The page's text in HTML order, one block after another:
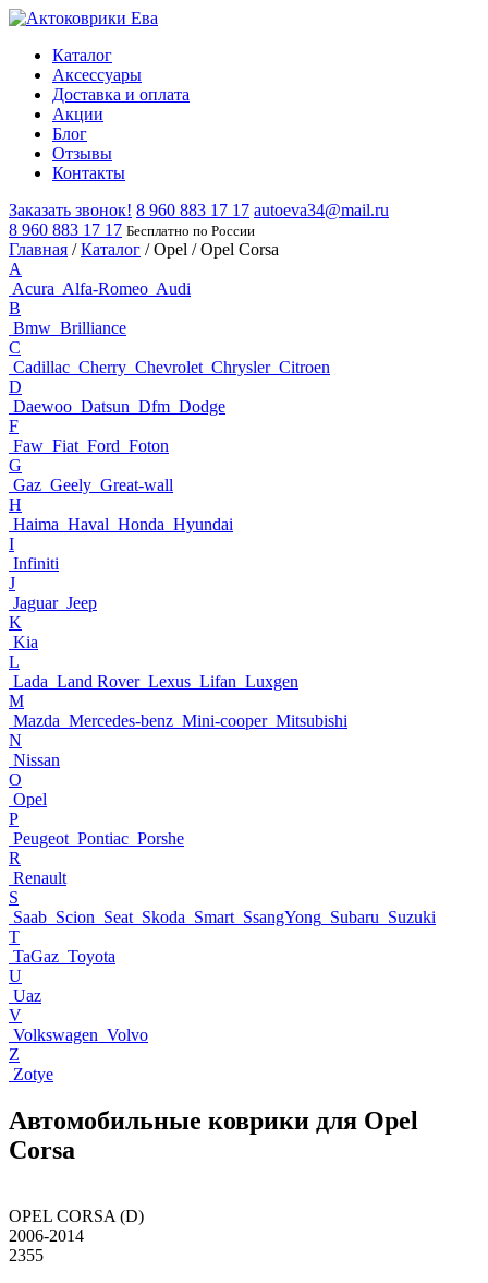
Каталог
Аксессуары
Доставка и оплата
Акции
Блог
Отзывы
Контакты
Заказать звонок! 8 960 883 17 17 autoeva34@mail.ru
8 960 883 17 17 Бесплатно по России
Главная /Каталог /Opel /Opel Corsa
A
Acura Alfa-Romeo Audi
B
Bmw Brilliance
C
Cadillac Cherry Chevrolet Chrysler Citroen
D
Daewoo Datsun Dfm Dodge
F
Faw Fiat Ford Foton
G
Gaz Geely Great-wall
H
Haima Haval Honda Hyundai
I
Infiniti
J
Jaguar Jeep
K
Kia
L
Lada Land Rover Lexus Lifan Luxgen
M
Mazda Mercedes-benz Mini-cooper Mitsubishi
N
Nissan
O
Opel
P
Peugeot Pontiac Porshe
R
Renault
S
Saab Scion Seat Skoda Smart SsangYong Subaru Suzuki
T
TaGaz Toyota
U
Uaz
V
Volkswagen Volvo
Z
Zotye
Автомобильные коврики для Opel
Corsa
OPEL CORSA (D)
2006-2014
2355